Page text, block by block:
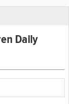
Daily